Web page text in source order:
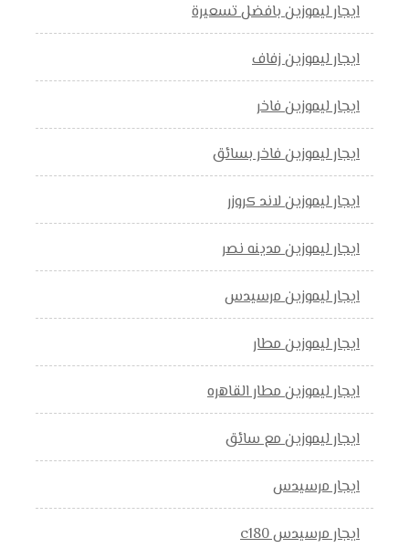
ايجار ليموزين بافضل تسعيرة
ايجار ليموزين زفاف
ايجار ليموزين فاخر
ايجار ليموزين فاخر بسائق
ايجار ليموزين لاند كروزر
ايجار ليموزين مدينه نصر
ايجار ليموزين مرسيدس
ايجار ليموزين مطار
ايجار ليموزين مطار القاهره
ايجار ليموزين مع سائق
ايجار مرسيدس
ايجار مرسيدس c180